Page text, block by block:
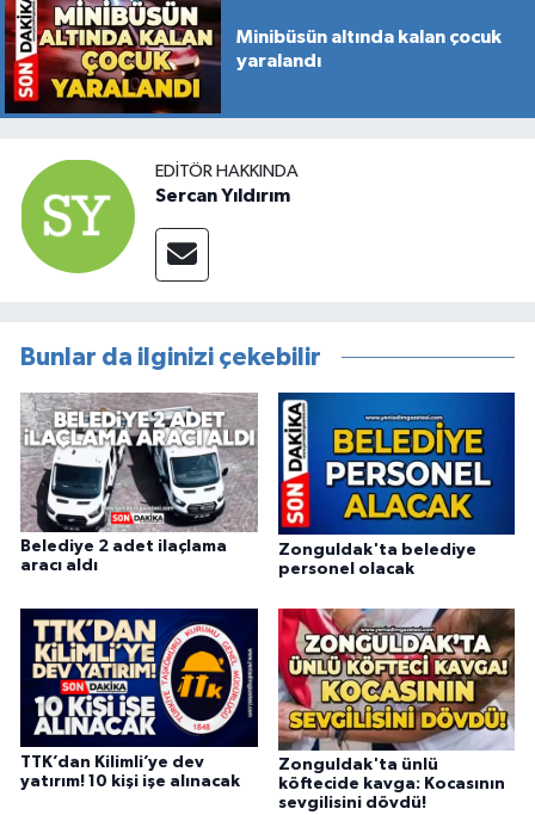
Minibüsün altında kalan çocuk
yaralandı
EDITÖR HAKKINDA
Sercan Yıldırım
Bunlar da ilginizi çekebilir
Belediye 2 adet ilaçlama
aracı aldı
Zonguldak'ta belediye
personel olacak
TTK’dan Kilimli’ye dev
yatırım! 10 kişi işe alınacak
Zonguldak'ta ünlü
köftecide kavga: Kocasının
sevgilisini dövdü!